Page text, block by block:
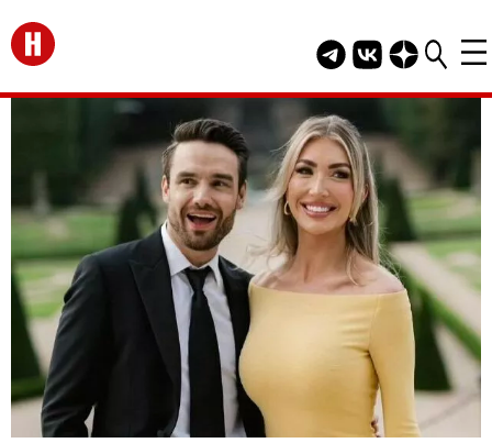
Перейти на главную
Telegram канал
Группа HELLO
Канал